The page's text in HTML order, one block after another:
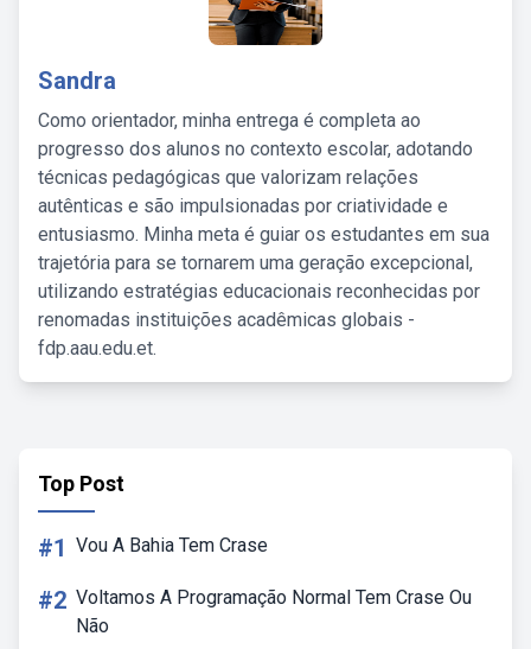
Sandra
Como orientador, minha entrega é completa ao
progresso dos alunos no contexto escolar, adotando
técnicas pedagógicas que valorizam relações
autênticas e são impulsionadas por criatividade e
entusiasmo. Minha meta é guiar os estudantes em sua
trajetória para se tornarem uma geração excepcional,
utilizando estratégias educacionais reconhecidas por
renomadas instituições acadêmicas globais -
fdp.aau.edu.et.
Top Post
#1 Vou A Bahia Tem Crase
#2 Voltamos A Programação Normal Tem Crase Ou
Não